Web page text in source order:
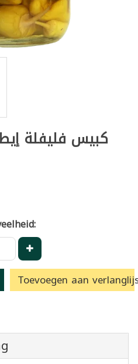
كبيس فليفلة
Toevoegen aan